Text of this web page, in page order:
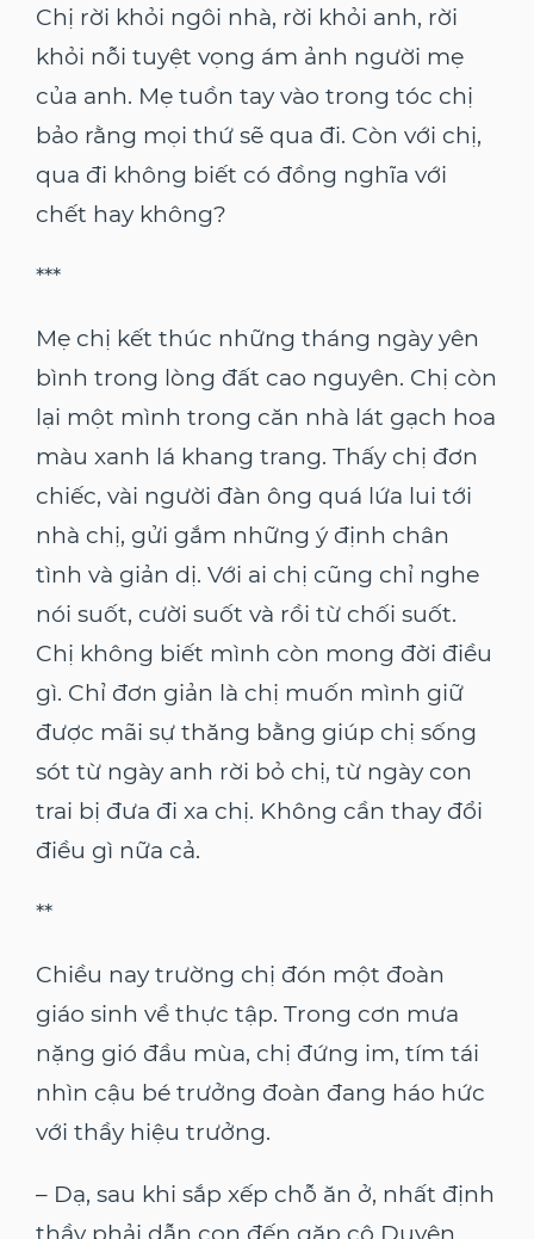
Chị rời khỏi ngôi nhà, rời khỏi anh, rời
khỏi nỗi tuyệt vọng ám ảnh người mẹ
của anh. Mẹ tuồn tay vào trong tóc chị
bảo rằng mọi thứ sẽ qua đi. Còn với chị,
qua đi không biết có đồng nghĩa với
chết hay không?
***
Mẹ chị kết thúc những tháng ngày yên
bình trong lòng đất cao nguyên. Chị còn
lại một mình trong căn nhà lát gạch hoa
màu xanh lá khang trang. Thấy chị đơn
chiếc, vài người đàn ông quá lứa lui tới
nhà chị, gửi gắm những ý định chân
tình và giản dị. Với ai chị cũng chỉ nghe
nói suốt, cười suốt và rồi từ chối suốt.
Chị không biết mình còn mong đời điều
gì. Chỉ đơn giản là chị muốn mình giữ
được mãi sự thăng bằng giúp chị sống
sót từ ngày anh rời bỏ chị, từ ngày con
trai bị đưa đi xa chị. Không cần thay đổi
điều gì nữa cả.
**
Chiều nay trường chị đón một đoàn
giáo sinh về thực tập. Trong cơn mưa
nặng gió đầu mùa, chị đứng im, tím tái
nhìn cậu bé trưởng đoàn đang háo hức
với thầy hiệu trưởng.
– Dạ, sau khi sắp xếp chỗ ăn ở, nhất định